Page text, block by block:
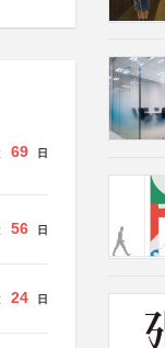
69 日
56 日
24 日